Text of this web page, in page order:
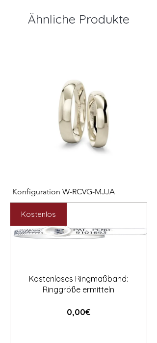
Ähnliche Produkte
Konfiguration W-RCVG-MJJA
Preis
2.531,00 €
Preis
Kostenlos
Kostenloses Ringmaßband:
Ringgröße ermitteln
0,00€Preis